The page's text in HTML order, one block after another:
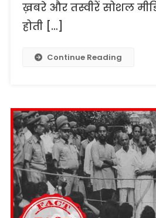
ख़बरे और तस्वीरें सोशल
होती […]
Continue Reading